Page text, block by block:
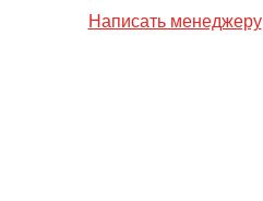
Написать менеджеру